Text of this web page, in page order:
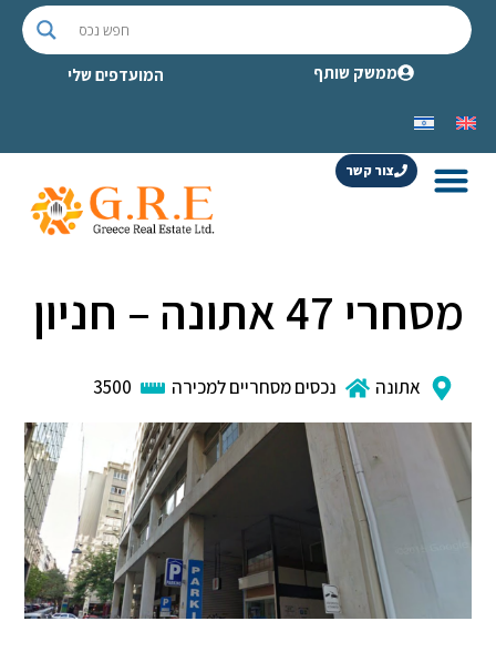
ממשק שותף המועדפים שלי
צור קשר
מסחרי 47 אתונה – חניון
אתונה נכסים מסחריים למכירה 3500